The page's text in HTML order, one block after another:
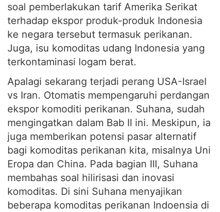
soal pemberlakukan tarif Amerika Serikat
terhadap ekspor produk-produk Indonesia
ke negara tersebut termasuk perikanan.
Juga, isu komoditas udang Indonesia yang
terkontaminasi logam berat.
Apalagi sekarang terjadi perang USA-Israel
vs Iran. Otomatis mempengaruhi perdangan
ekspor komoditi perikanan. Suhana, sudah
mengingatkan dalam Bab II ini. Meskipun, ia
juga memberikan potensi pasar alternatif
bagi komoditas perikanan kita, misalnya Uni
Eropa dan China. Pada bagian III, Suhana
membahas soal hilirisasi dan inovasi
komoditas. Di sini Suhana menyajikan
beberapa komoditas perikanan Indoensia di